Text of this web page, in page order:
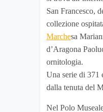
San Francesco,
collezione
Marchesa
d’Aragona
ornitologia.
Una serie di 371
dalla tenuta del
Nel Polo